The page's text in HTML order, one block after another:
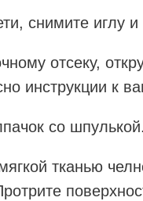
снимите иглу
отсеку,
инструкции к
со шпулькой.
тканью